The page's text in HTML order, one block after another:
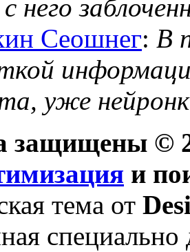
него
Сеошнег: В
уже
защищены ©
и
тема от